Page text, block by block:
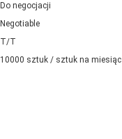
Do negocjacji
Negotiable
T/T
10000 sztuk / sztuk na miesiąc